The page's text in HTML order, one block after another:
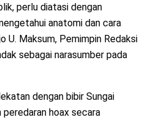
perlu diatasi dengan
anatomi dan cara
U. Maksum, Pemimpin Redaksi
sebagai narasumber pada
dengan bibir Sungai
hoax secara